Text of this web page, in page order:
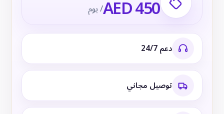
AED 450/ يوم
دعم 24/7
توصيل مجاني